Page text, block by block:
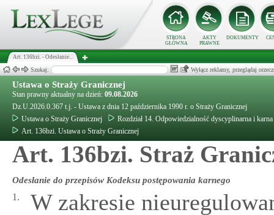
STRONA
GŁÓWNA
AKTY
PRAWNE
DOKUMENTY
Art. 136bzi. - Odesłanie...
Szukaj: Wyłącz reklamy, przeglądaj
Ustawa o Straży Granicznej
Stan prawny aktualny na dzień: 09.08.2026
Dz.U.2026.0.367 t.j. - Ustawa z dnia 12 października 1990 r. o Straży Granicznej
Ustawa o Straży Granicznej
Rozdział 14. Odpowiedzialność dyscyplinarna i
Art. 136bzi. Ustawa o Straży Granicznej
Art. 136bzi. Straż
Odesłanie do przepisów Kodeksu postępowania karnego
1.
W zakresie